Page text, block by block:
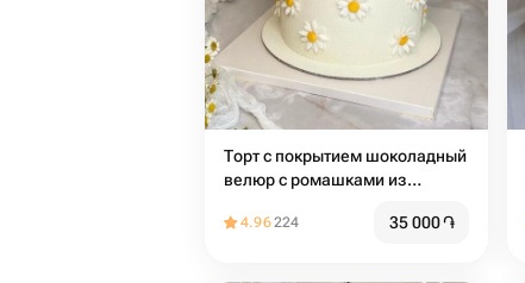
Торт с покрытием шоколадный
велюр с ромашками из
девушке, подруге, маме,
4.96224 35 000֏